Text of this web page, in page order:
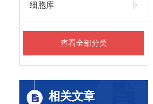
细胞库
查看全部分类
相关文章